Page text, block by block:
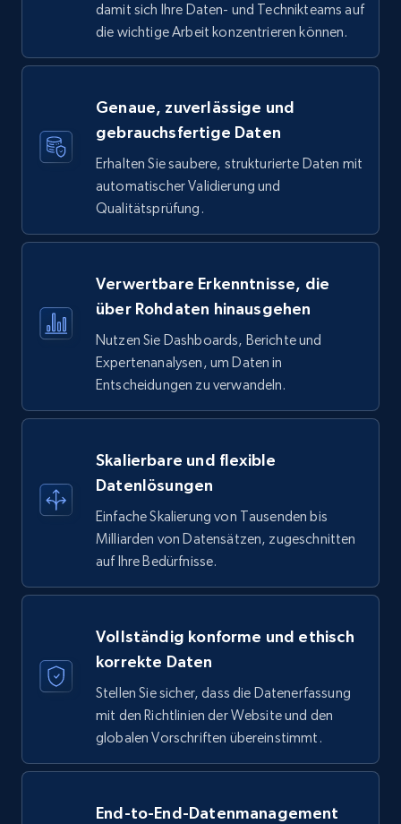
damit sich Ihre Daten- und Technikteams auf
die wichtige Arbeit konzentrieren können.
Genaue, zuverlässige und
gebrauchsfertige Daten
Erhalten Sie saubere, strukturierte Daten mit
automatischer Validierung und
Qualitätsprüfung.
Verwertbare Erkenntnisse, die
über Rohdaten hinausgehen
Nutzen Sie Dashboards, Berichte und
Expertenanalysen, um Daten in
Entscheidungen zu verwandeln.
Skalierbare und flexible
Datenlösungen
Einfache Skalierung von Tausenden bis
Milliarden von Datensätzen, zugeschnitten
auf Ihre Bedürfnisse.
Vollständig konforme und ethisch
korrekte Daten
Stellen Sie sicher, dass die Datenerfassung
mit den Richtlinien der Website und den
globalen Vorschriften übereinstimmt.
End-to-End-Datenmanagement